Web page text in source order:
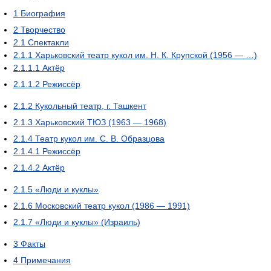
1 Биография
2 Творчество
2.1 Спектакли
2.1.1 Харьковский театр кукол им. Н. К. Крупской (1956 — …)
2.1.1.1 Актёр
2.1.1.2 Режиссёр
2.1.2 Кукольный театр, г. Ташкент
2.1.3 Харьковский ТЮЗ (1963 — 1968)
2.1.4 Театр кукол им. С. В. Образцова
2.1.4.1 Режиссёр
2.1.4.2 Актёр
2.1.5 «Люди и куклы»
2.1.6 Московский театр кукол (1986 — 1991)
2.1.7 «Люди и куклы» (Израиль)
3 Факты
4 Примечания